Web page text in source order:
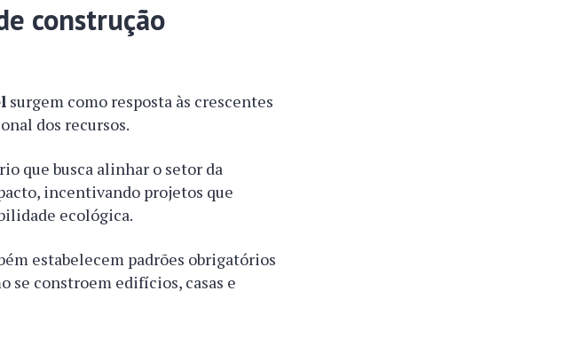
construção
surgem como resposta às crescentes
dos recursos.
que busca alinhar o setor da
incentivando projetos que
ecológica.
estabelecem padrões obrigatórios
se constroem edifícios, casas e